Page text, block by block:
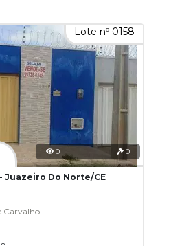
Lote nº 0158
0 0
Juazeiro Do Norte/CE
Carvalho